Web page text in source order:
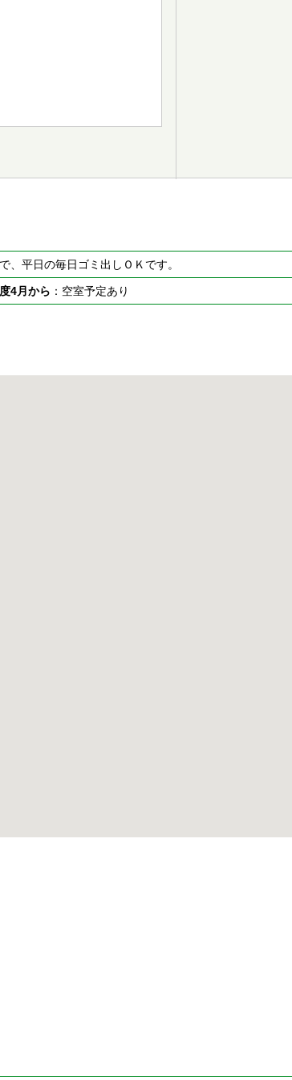
、平日の毎日ゴミ出しＯＫです。
4月から ：空室予定あり